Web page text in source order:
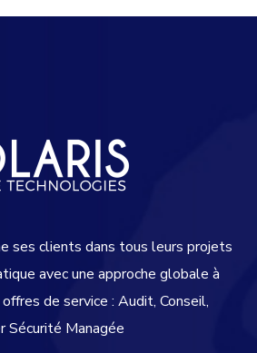
ses clients dans tous leurs projets
avec une approche globale à
de service : Audit, Conseil,
Sécurité Managée